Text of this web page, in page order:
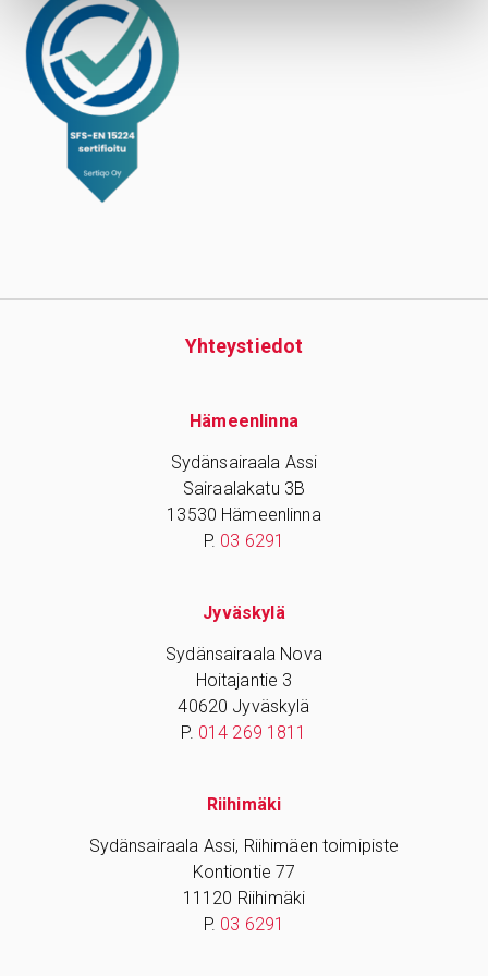
Yhteys­tiedot
Hämeenlinna
Sydänsairaala Assi
Sairaalakatu 3B
13530 Hämeenlinna
P. 03 6291
Jyväskylä
Sydänsairaala Nova
Hoitajantie 3
40620 Jyväskylä
P. 014 269 1811
Riihimäki
Sydänsairaala Assi, Riihimäen toimipiste
Kontiontie 77
11120 Riihimäki
P. 03 6291